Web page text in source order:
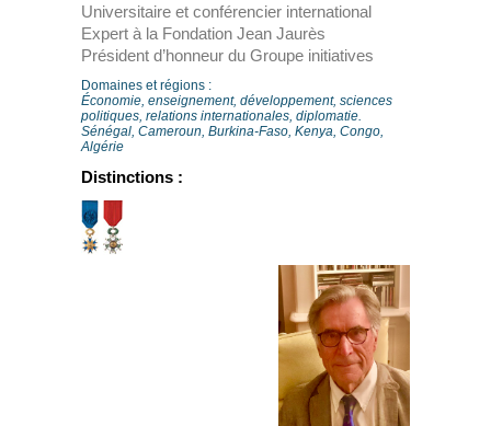
Universitaire et conférencier international
Expert à la Fondation Jean Jaurès
Président d’honneur du Groupe initiatives
Domaines et régions :
Économie, enseignement, développement, sciences
politiques, relations internationales, diplomatie.
Sénégal, Cameroun, Burkina-Faso, Kenya, Congo,
Algérie
Distinctions :